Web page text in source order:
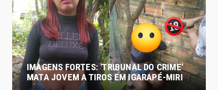
IMAGENS FORTES: 'TRIBUNAL DO CRIME'
MATA JOVEM A TIROS EM IGARAPÉ-MIRI